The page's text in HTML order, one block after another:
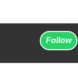
Follow